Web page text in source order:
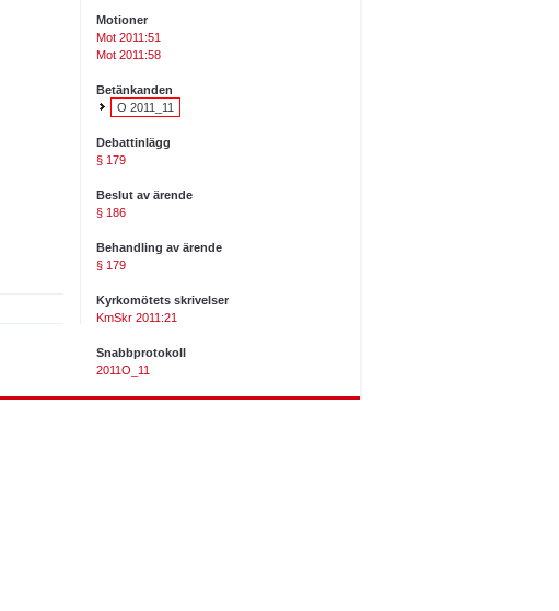
Motioner
Mot 2011:51
Mot 2011:58
Betänkanden
O 2011_11
Debattinlägg
§ 179
Beslut av ärende
§ 186
Behandling av ärende
§ 179
Kyrkomötets skrivelser
KmSkr 2011:21
Snabbprotokoll
2011O_11